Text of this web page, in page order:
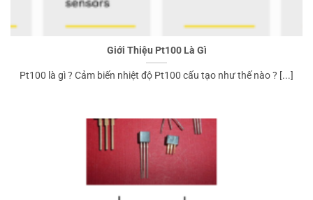
Giới Thiệu Pt100 Là Gì
Pt100 là gì ? Cảm biến nhiệt độ Pt100 cấu tạo như thế nào ? [...]